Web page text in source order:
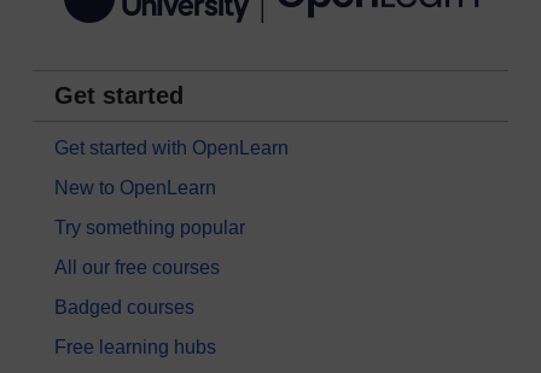
Get started
Get started with OpenLearn
New to OpenLearn
Try something popular
All our free courses
Badged courses
Free learning hubs